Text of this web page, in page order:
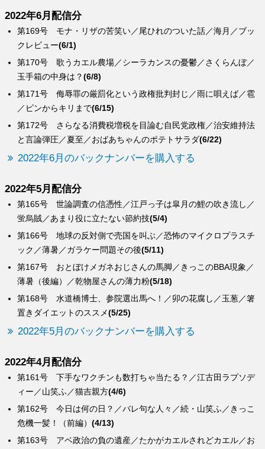
2022年6月配信分
第172号 さらなる消費税増税を目論む自民党政権／治安維持法
と言論弾圧／夏至／おばあちゃんのポテトサラダ(6/22)
第171号 侮辱罪の厳罰化という政権批判封じ／雨に唄えば／雹
／ピンからキリまで(6/15)
第170号 歌うカエル農場／シーラカンスの憂鬱／さくらんぼ／
玉手箱の中身は？(6/8)
第169号 モナ・リザの苦笑い／尾ひれのついた話／海月／ブッ
クレビュー(6/1)
2022年6月のバックナンバーを購入する
2022年5月配信分
第168号 水道橋博士、参院選出馬へ！／卯の花腐し／玉葱／箸
置きダイエットのススメ(5/25)
第167号 おとぼけメガネおじさんの馬脚／きっこのBBA現象／
薄暑（後編）／乾物屋さんの薄力粉(5/18)
第166号 地球の反対側で売国を叫ぶ／恐怖のマイクロプラスチ
ック／薄暑／ガラケー問題その後(5/11)
第165号 世論調査の信憑性／江戸っ子は皐月の鯉の吹き流し／
蛍烏賊／あまり役に立たない節約技(5/4)
2022年5月のバックナンバーを購入する
2022年4月配信分
第163号 アベ政治の負の遺産／たかがカエルされどカエル／お
第162号 今日は何の日？／バレ句な人々／続・山笑ふ／きっこ
危機一髪！（前編）(4/13)
第161号 下手なワクチンも数打ちゃ当たる？／江古田ラプソデ
ィー／山笑ふ／猫吉親方(4/6)